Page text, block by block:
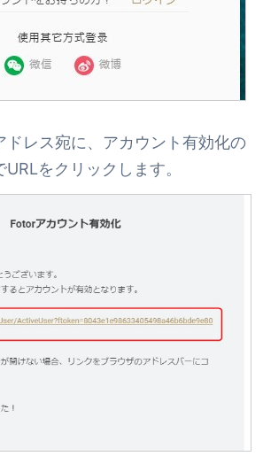
ドレス宛に、アカウント有効化の
をクリックします。